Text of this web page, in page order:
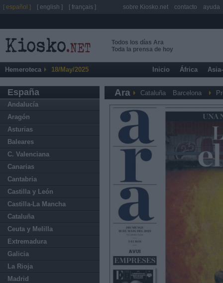
Todos los días Ara
Toda la prensa de hoy
Hemeroteca 18/May/2025 Inicio África
España
Andalucía
Aragón
Asturias
Baleares
C. Valenciana
Canarias
Cantabria
Castilla y León
Castilla-La Mancha
Cataluña
Ceuta y Melilla
Extremadura
Galicia
La Rioja
Madrid
Ara Cataluña Barcelona
[ español ] [ english ] [ français ] sobre Kiosko.net contacto ayuda